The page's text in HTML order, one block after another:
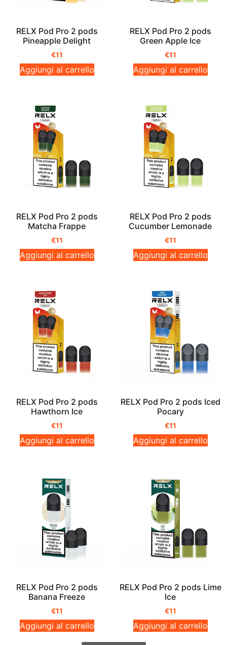
RELX Pod Pro 2 pods
Pineapple Delight
€11
Aggiungi al carrello
RELX Pod Pro 2 pods
Green Apple Ice
€11
Aggiungi al carrello
RELX Pod Pro 2 pods
Matcha Frappe
€11
Aggiungi al carrello
RELX Pod Pro 2 pods
Cucumber Lemonade
€11
Aggiungi al carrello
RELX Pod Pro 2 pods
Hawthorn Ice
€11
Aggiungi al carrello
RELX Pod Pro 2 pods Iced
Pocary
€11
Aggiungi al carrello
RELX Pod Pro 2 pods
Banana Freeze
€11
Aggiungi al carrello
RELX Pod Pro 2 pods Lime
Ice
€11
Aggiungi al carrello